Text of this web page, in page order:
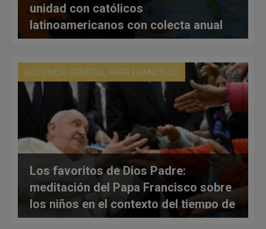
unidad con católicos
latinoamericanos con colecta anual
AUDIENCIA GENERAL, PAPA FRANCISCO
Los favoritos de Dios Padre:
meditación del Papa Francisco sobre
los niños en el contexto del tiempo de
Navidad